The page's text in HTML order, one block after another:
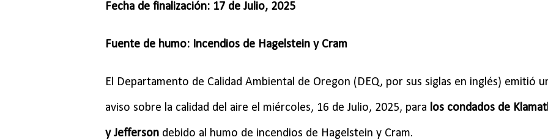
Fecha de finalización: 17 de Julio, 2025
Fuente de humo: Incendios de Hagelstein y Cram
El Departamento de Calidad Ambiental de Oregon (DEQ, por sus siglas en inglés) emitió
aviso sobre la calidad del aire el miércoles, 16 de Julio, 2025, para los condados de
y Jefferson debido al humo de incendios de Hagelstein y Cram.